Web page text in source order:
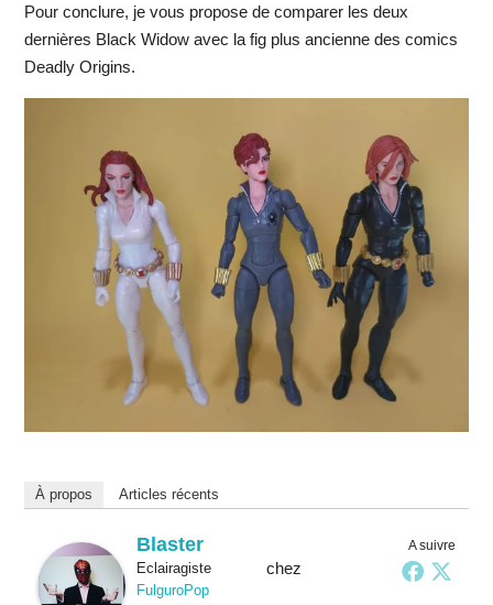
Pour conclure, je vous propose de comparer les deux
dernières Black Widow avec la fig plus ancienne des comics
Deadly Origins.
À propos Articles récents
A suivre
Blaster
Eclairagistechez
FulguroPop